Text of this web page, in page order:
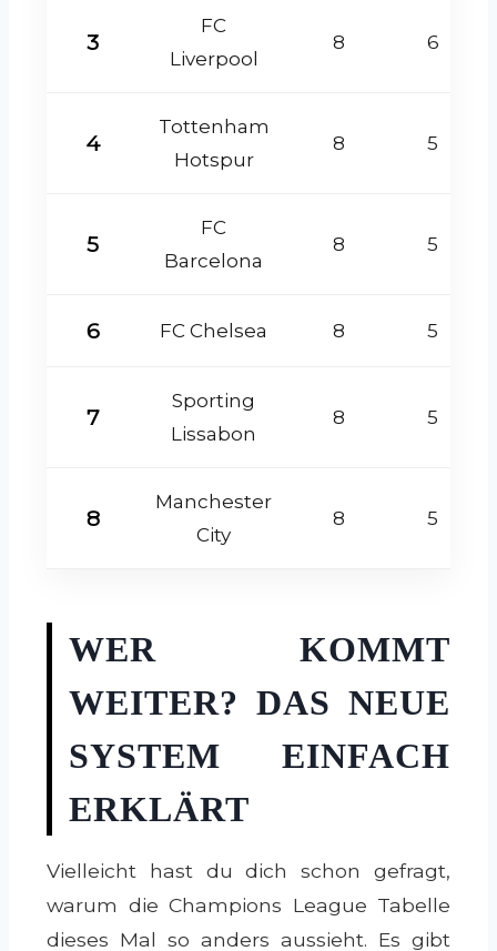
3
FC
Liverpool
8 6
4
Tottenham
Hotspur
8 5
5
FC
Barcelona
8 5
6 FC Chelsea 8 5
7
Sporting
Lissabon
8 5
8
Manchester
City
8 5
WER KOMMT
WEITER? DAS NEUE
SYSTEM EINFACH
ERKLÄRT
Vielleicht hast du dich schon gefragt,
warum die Champions League Tabelle
dieses Mal so anders aussieht. Es gibt